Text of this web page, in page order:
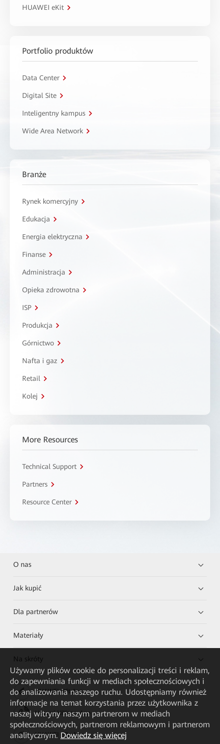
HUAWEI eKit
Portfolio produktów
Data Center
Digital Site
Inteligentny kampus
Wide Area Network
Branże
Rynek komercyjny
Edukacja
Energia elektryczna
Finanse
Administracja
Opieka zdrowotna
ISP
Produkcja
Górnictwo
Nafta i gaz
Retail
Kolej
More Resources
Technical Support
Partners
Resource Center
O nas
Jak kupić
Dla partnerów
Materiały
Na skróty
HUAWEI eKit App
Huawei HiKnow App
HUAWEI eFly App
Używamy plików cookie do personalizacji treści i reklam,
do zapewniania funkcji w mediach społecznościowych i
do analizowania naszego ruchu. Udostępniamy również
informacje na temat korzystania przez użytkownika z
naszej witryny naszym partnerom w mediach
społecznościowych, partnerom reklamowym i partnerom
analitycznym. Dowiedz się więcej